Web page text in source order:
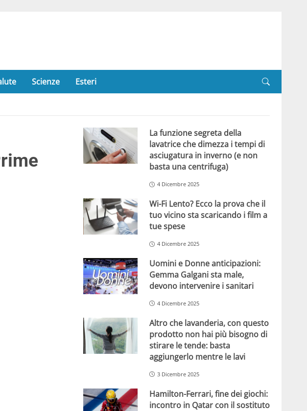
Scienze Esteri
La funzione segreta della
lavatrice che dimezza i tempi di
asciugatura in inverno (e non
basta una centrifuga)
4 Dicembre 2025
Wi-Fi Lento? Ecco la prova che il
tuo vicino sta scaricando i film a
tue spese
4 Dicembre 2025
Uomini e Donne anticipazioni:
Gemma Galgani sta male,
devono intervenire i sanitari
4 Dicembre 2025
Altro che lavanderia, con questo
prodotto non hai più bisogno di
stirare le tende: basta
aggiungerlo mentre le lavi
3 Dicembre 2025
Hamilton-Ferrari, fine dei giochi:
incontro in Qatar con il sostituto